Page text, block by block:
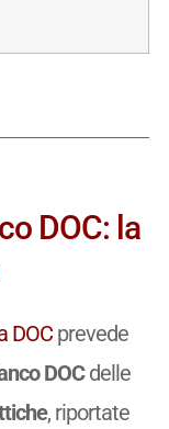
DOC: la
DOCprevede
DOCdelle
, riportate